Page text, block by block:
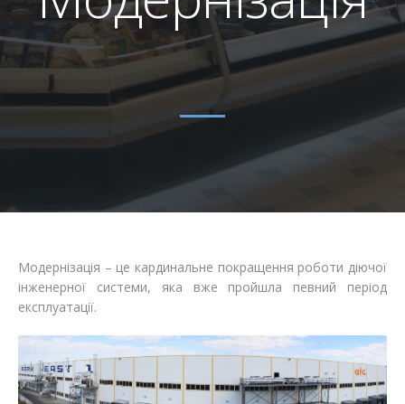
Відгуки
Ліцензії, сертифікати, дипломи
Відео
Автоматизація
Сервіс
Модернізація
Модернізація – це кардинальне покращення роботи діючої
інженерної системи, яка вже пройшла певний період
експлуатації.